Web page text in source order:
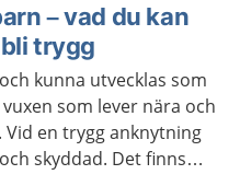
– vad du kan
trygg
kunna utvecklas som
som lever nära och
en trygg anknytning
skyddad. Det finns